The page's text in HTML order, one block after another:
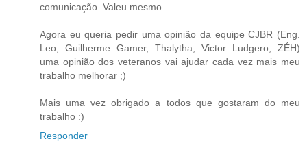
comunicação. Valeu mesmo.
Agora eu queria pedir uma opinião da equipe CJBR (Eng.
Leo, Guilherme Gamer, Thalytha, Victor Ludgero, ZÉH)
uma opinião dos veteranos vai ajudar cada vez mais meu
trabalho melhorar ;)
Mais uma vez obrigado a todos que gostaram do meu
trabalho :)
Responder